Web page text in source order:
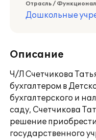
Отрасль /
Дошкольные
Описание
Ч/Л Счетчикова
бухгалтером в
бухгалтерского и
саду, Счетчикова
решение
государственного